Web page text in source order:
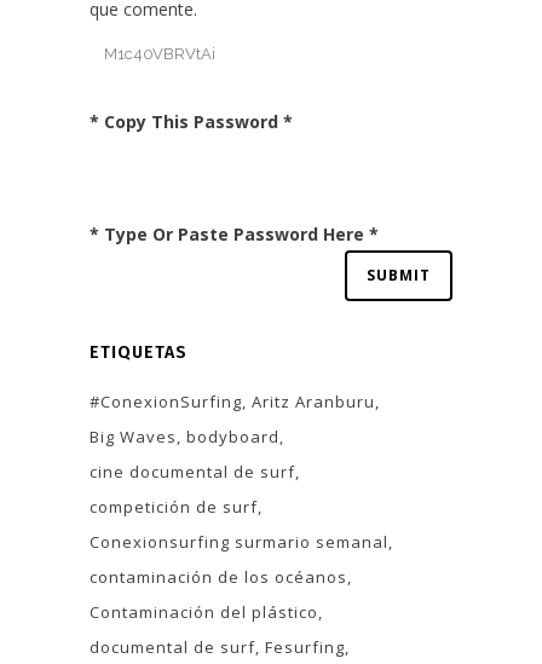
que comente.
* Copy This Password *
* Type Or Paste Password Here *
ETIQUETAS
#ConexionSurfing Aritz Aranburu
Big Waves bodyboard
cine documental de surf
competición de surf
Conexionsurfing surmario semanal
contaminación de los océanos
Contaminación del plástico
documental de surf Fesurfing